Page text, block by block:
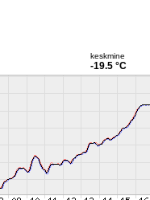
keskmine
-19.5 °C